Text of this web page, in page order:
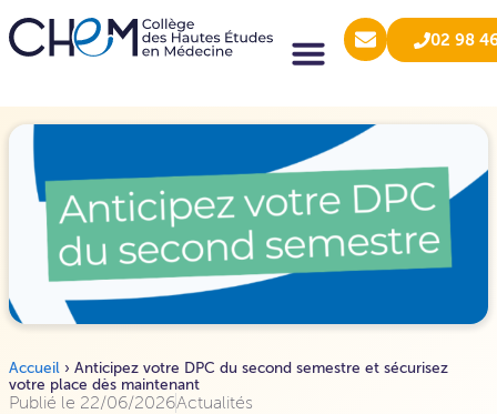
02 98
Accueil › Anticipez votre DPC du second semestre et sécurisez
votre place dès maintenant
Publié le 22/06/2026Actualités